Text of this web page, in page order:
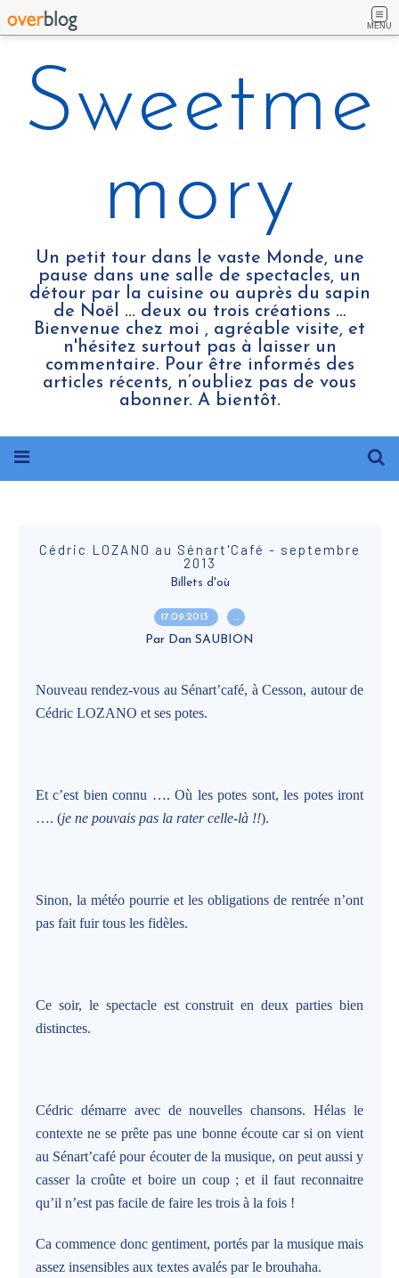
MENU
Sweetme
mory
Un petit tour dans le vaste Monde, une
pause dans une salle de spectacles, un
détour par la cuisine ou auprès du sapin
de Noël ... deux ou trois créations …
Bienvenue chez moi , agréable visite, et
n'hésitez surtout pas à laisser un
commentaire. Pour être informés des
articles récents, n’oubliez pas de vous
abonner. A bientôt.
Cédric LOZANO au Sénart'Café - septembre
2013
Billets d'où
17.09.2013 …
Par Dan SAUBION
Nouveau rendez-vous au Sénart’café, à Cesson, autour de
Cédric LOZANO et ses potes.
Et c’est bien connu …. Où les potes sont, les potes iront
…. (je ne pouvais pas la rater celle-là !!).
Sinon, la météo pourrie et les obligations de rentrée n’ont
pas fait fuir tous les fidèles.
Ce soir, le spectacle est construit en deux parties bien
distinctes.
Cédric démarre avec de nouvelles chansons. Hélas le
contexte ne se prête pas une bonne écoute car si on vient
au Sénart’café pour écouter de la musique, on peut aussi y
casser la croûte et boire un coup ; et il faut reconnaitre
qu’il n’est pas facile de faire les trois à la fois !
Ca commence donc gentiment, portés par la musique mais
assez insensibles aux textes avalés par le brouhaha.